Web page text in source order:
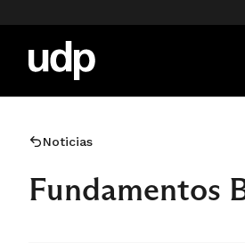
Noticias
Fundamentos